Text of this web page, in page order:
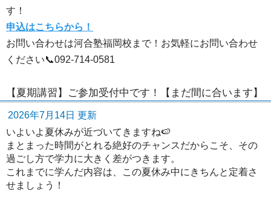
す！
申込はこちらから！
お問い合わせは河合塾福岡校まで！お気軽にお問い合わせ
ください📞092-714-0581
【夏期講習】ご参加受付中です！【まだ間に合います】
2026年7月14日 更新
いよいよ夏休みが近づいてきますね🍉
まとまった時間がとれる絶好のチャンスだからこそ、その
過ごし方で学力に大きく差がつきます。
これまでに学んだ内容は、この夏休み中にきちんと定着さ
せましょう！